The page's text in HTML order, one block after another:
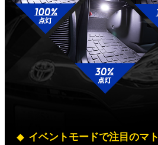
イベントモードで注目のマト